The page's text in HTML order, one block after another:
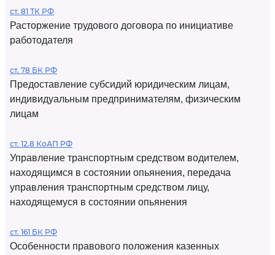
ст. 81 ТК РФ
Расторжение трудового договора по инициативе
работодателя
ст. 78 БК РФ
Предоставление субсидий юридическим лицам,
индивидуальным предпринимателям, физическим
лицам
ст. 12.8 КоАП РФ
Управление транспортным средством водителем,
находящимся в состоянии опьянения, передача
управления транспортным средством лицу,
находящемуся в состоянии опьянения
ст. 161 БК РФ
Особенности правового положения казенных